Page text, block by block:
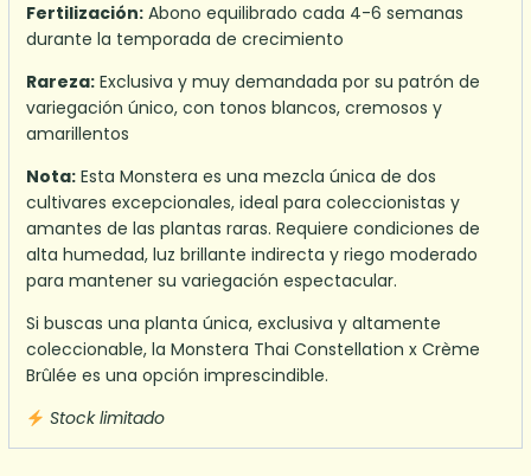
Fertilización: Abono equilibrado cada 4-6 semanas
durante la temporada de crecimiento
Rareza: Exclusiva y muy demandada por su patrón de
variegación único, con tonos blancos, cremosos y
amarillentos
Nota: Esta Monstera es una mezcla única de dos
cultivares excepcionales, ideal para coleccionistas y
amantes de las plantas raras. Requiere condiciones de
alta humedad, luz brillante indirecta y riego moderado
para mantener su variegación espectacular.
Si buscas una planta única, exclusiva y altamente
coleccionable, la Monstera Thai Constellation x Crème
Brûlée es una opción imprescindible.
Stock limitado